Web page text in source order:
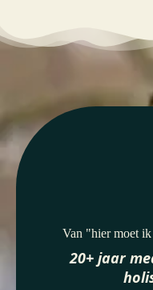
Van "hier moet ik
20+ jaar